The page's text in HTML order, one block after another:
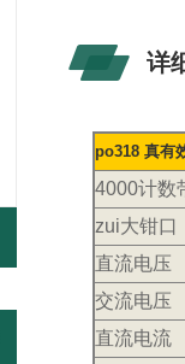
详
po318 真有
4000计数
zui大钳口
直流电压
交流电压
直流电流